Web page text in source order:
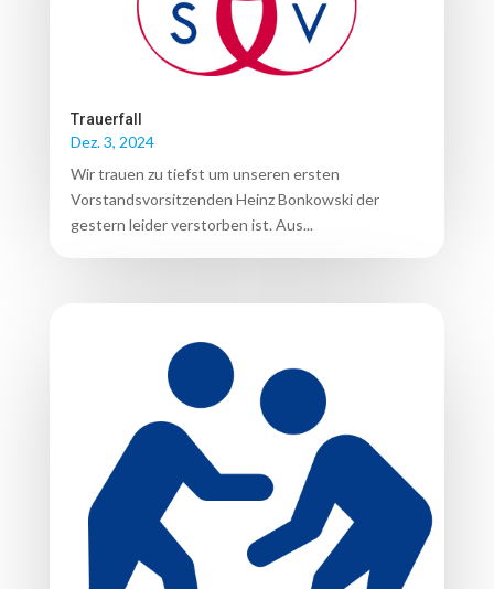
Trauerfall
Dez. 3, 2024
Wir trauen zu tiefst um unseren ersten
Vorstandsvorsitzenden Heinz Bonkowski der
gestern leider verstorben ist. Aus...